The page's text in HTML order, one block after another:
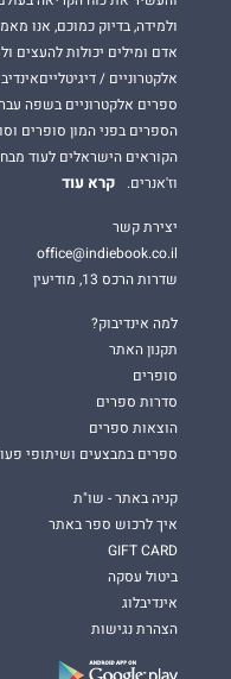
ולמידה, בדיוק כמוכם, אנו
אדם ומילים יכולות להעצים
אלקטרוניים /
ספרים אלקטרוניים בשפה
הספרים בפני המון סופרים
הקוראים הישראלים לעוד
וז'אנרים.
קרא עוד
יצירת קשר
office@indiebook.co.il
שדרות הרכס 13, מודיעין
למה אינדיבוק?
תקנון האתר
סופרים
סדרות ספרים
הוצאות ספרים
ספרים במבצעים ושיתופי
קניה באתר - שו"ת
איך לרכוש ספר באתר
GIFT CARD
ביטול עסקה
אינדיבלוג
הצהרת נגישות